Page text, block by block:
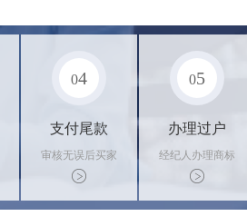
04
支付尾款
审核无误后买家
支付尾款，卖家
办理相关手续
05
办理过户
经纪人办理商标
转让手续，交付
相关证书